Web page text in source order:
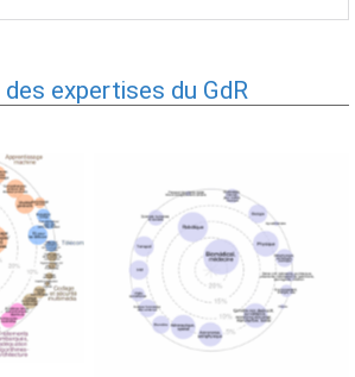
expertises du GdR
-
-
Expertises du GdR -
cartographie par mots-clés
applicatifs - 19/09/2025